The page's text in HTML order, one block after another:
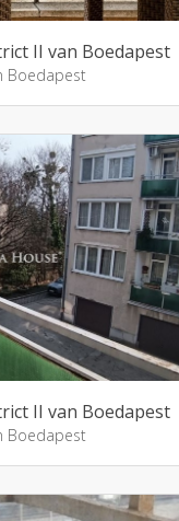
II van Boedapest
Boedapest
II van Boedapest
Boedapest